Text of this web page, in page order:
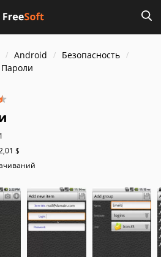
Android
Безопасность
Пароли
$